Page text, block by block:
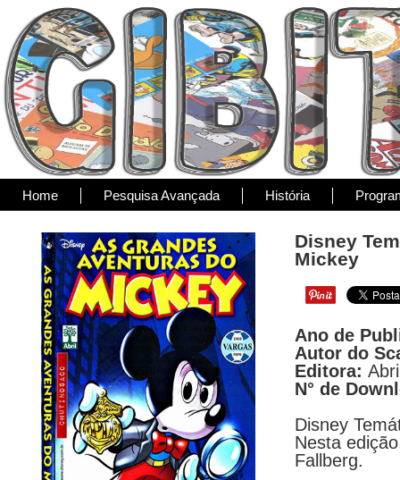
Home Pesquisa Avançada História
Disney
Mickey
Ano de
Autor do
Editora:
N° de
Disney
Nesta
Fallberg.